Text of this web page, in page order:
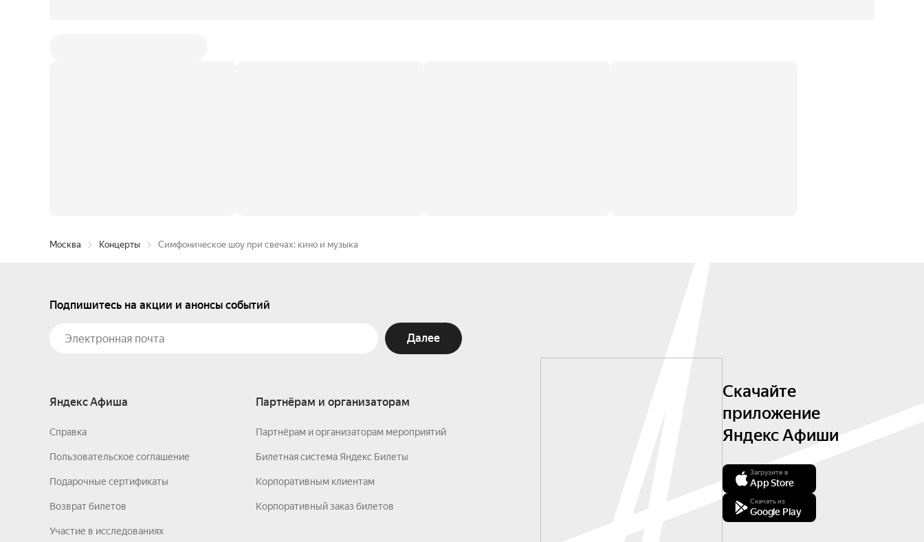
Москва Концерты Симфоническое шоу при свечах: кино и музыка
Подпишитесь на акции и анонсы событий
Далее
Яндекс Афиша
Справка
Пользовательское соглашение
Подарочные сертификаты
Возврат билетов
Участие в исследованиях
Партнёрам и организаторам
Партнёрам и организаторам мероприятий
Билетная система Яндекс Билеты
Корпоративным клиентам
Корпоративный заказ билетов
Скачайте
приложение
Яндекс Афиши
Загрузите в
App Store
Скачать из
Google Play